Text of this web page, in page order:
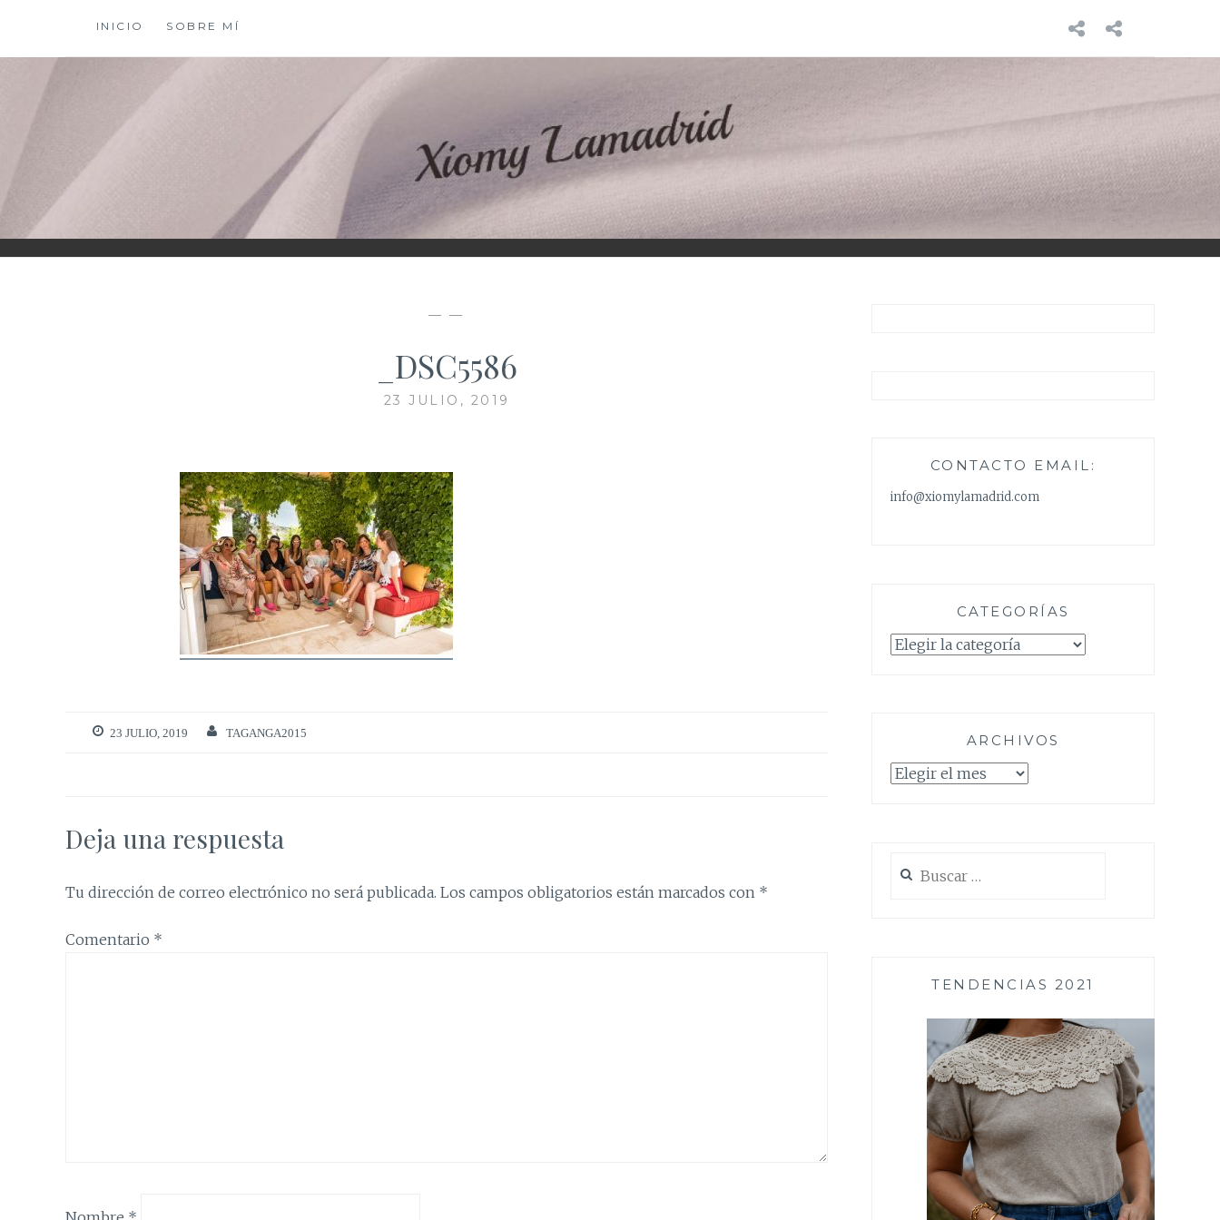
contenido
INICIO SOBRE MÍ INICIO
XIOMY LAMADRID
— —
_DSC5586
23 JULIO, 2019
23 JULIO, 2019 TAGANGA2015
Deja una respuesta
Tu dirección de correo electrónico no será publicada. Los campos obligatorios están marcados con *
Comentario *
CONTACTO EMAIL:
info@xiomylamadrid.com
CATEGORÍAS
Categorías
ARCHIVOS
Archivos
TENDENCIAS 2021